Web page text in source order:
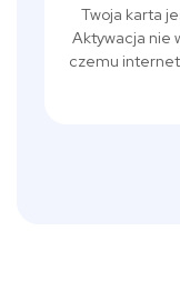
Twoja karta
Aktywacja nie
czemu internet